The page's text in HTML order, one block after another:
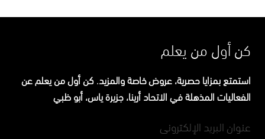
كن أول من يعلم
استمتع بمزايا حصرية، عروض خاصة والمزيد. كن أول من يعلم عن
الفعاليات المذهلة في الاتحاد أرينا، جزيرة ياس، أبو ظبي